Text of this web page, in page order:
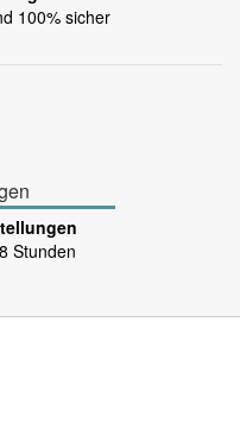
100% sicher
Stunden